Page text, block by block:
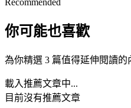
你可能也喜歡
為你精選 3 篇值得延伸閱讀的
載入推薦文章中...
目前沒有推薦文章